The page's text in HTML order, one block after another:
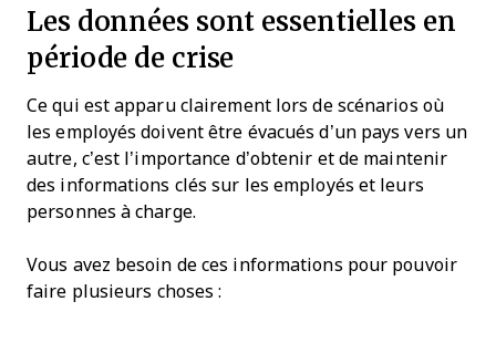
Les données sont essentielles en
période de crise
Ce qui est apparu clairement lors de scénarios où
les employés doivent être évacués d’un pays vers un
autre, c’est l’importance d’obtenir et de maintenir
des informations clés sur les employés et leurs
personnes à charge.
Vous avez besoin de ces informations pour pouvoir
faire plusieurs choses :